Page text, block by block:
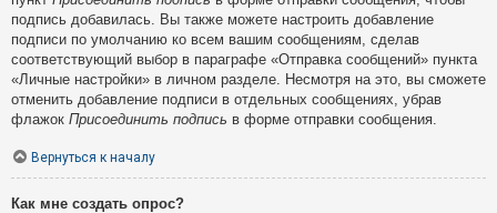
подпись добавилась. Вы также можете настроить добавление
подписи по умолчанию ко всем вашим сообщениям, сделав
соответствующий выбор в параграфе «Отправка сообщений» пункта
«Личные настройки» в личном разделе. Несмотря на это, вы сможете
отменить добавление подписи в отдельных сообщениях, убрав
флажок Присоединить подпись в форме отправки сообщения.
Вернуться к началу
Как мне создать опрос?